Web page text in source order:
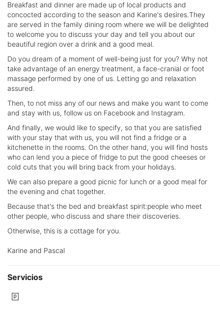
Breakfast and dinner are made up of local products and
concocted according to the season and Karine's desires.They
are served in the family dining room where we will be delighted
to welcome you to discuss your day and tell you about our
beautiful region over a drink and a good meal.
Do you dream of a moment of well-being just for you? Why not
take advantage of an energy treatment, a face-cranial or foot
massage performed by one of us. Letting go and relaxation
assured.
Then, to not miss any of our news and make you want to come
and stay with us, follow us on Facebook and Instagram.
And finally, we would like to specify, so that you are satisfied
with your stay that with us, you will not find a fridge or a
kitchenette in the rooms. On the other hand, you will find hosts
who can lend you a piece of fridge to put the good cheeses or
cold cuts that you will bring back from your holidays.
We can also prepare a good picnic for lunch or a good meal for
the evening and chat together.
Because that's the bed and breakfast spirit:people who meet
other people, who discuss and share their discoveries.
Otherwise, this is a cottage for you.
Karine and Pascal
Servicios